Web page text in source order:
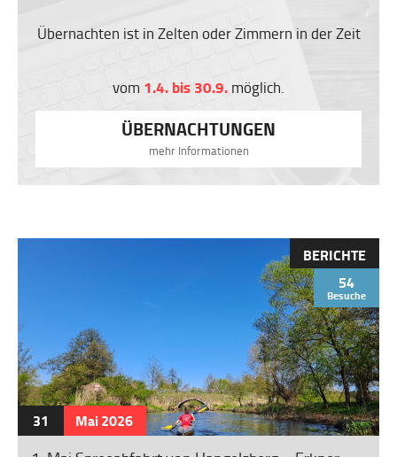
Übernachten ist in Zelten oder Zimmern in der Zeit
vom 1.4. bis 30.9. möglich.
ÜBERNACHTUNGEN
mehr Informationen
BERICHTE
HIGHLIGHT
54
Besuche
31 Mai2026